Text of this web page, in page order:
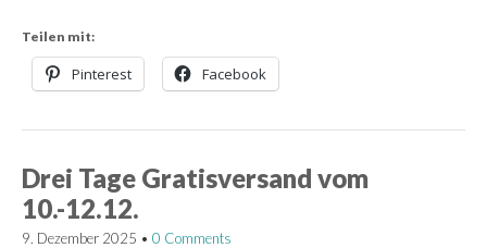
Teilen mit:
Pinterest Facebook
Drei Tage Gratisversand vom
10.-12.12.
9. Dezember 2025 • 0 Comments